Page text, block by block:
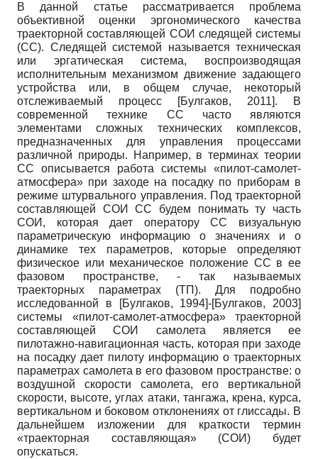
В данной статье рассматривается проблема
объективной оценки эргономического качества
траекторной составляющей СОИ следящей системы
(СС). Следящей системой называется техническая
или эргатическая система, воспроизводящая
исполнительным механизмом движение задающего
устройства или, в общем случае, некоторый
отслеживаемый процесс
[Булгаков, 2011]. В
современной технике СС часто являются
элементами сложных технических комплексов,
предназначенных для управления процессами
различной природы. Например, в терминах теории
СС описывается работа системы «пилот-самолет-
атмосфера» при заходе на посадку по приборам в
режиме штурвального управления. Под траекторной
составляющей СОИ СС будем понимать ту часть
СОИ, которая дает оператору СС визуальную
параметрическую информацию о значениях и о
динамике тех параметров, которые определяют
физическое или механическое положение СС в ее
фазовом пространстве, - так называемых
траекторных параметрах (ТП). Для подробно
исследованной в
[Булгаков, 1994]-[Булгаков, 2003]
системы «пилот-самолет-атмосфера» траекторной
составляющей СОИ самолета является ее
пилотажно-навигационная часть, которая при заходе
на посадку дает пилоту информацию о траекторных
параметрах самолета в его фазовом пространстве: о
воздушной скорости самолета, его вертикальной
скорости, высоте, углах атаки, тангажа, крена, курса,
вертикальном и боковом отклонениях от глиссады. В
дальнейшем изложении для краткости термин
«траекторная составляющая» (СОИ) будет
опускаться.